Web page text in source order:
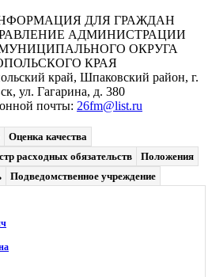
ДЛЯ ГРАЖДАН
АДМИНИСТРАЦИИ
ОКРУГА
КРАЯ
край, Шпаковский район, г.
ул. Гагарина, д. 380
почты: 26fm@list.ru
Оценка качества
расходных обязательств
Положения
Подведомственное учреждение